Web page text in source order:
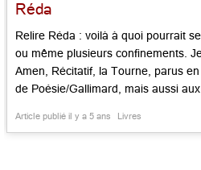
Réda
Relire Réda : voilà à quoi pourrait
ou même plusieurs confinements.
Amen, Récitatif, la Tourne, parus
de Poésie/Gallimard, mais aussi
vagabondes qui martèlent les
Article publié il y a 5 ans Livres